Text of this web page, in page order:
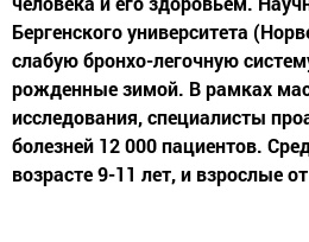
Бергенского университета
слабую бронхо-легочную
рожденные зимой. В рамках
исследования, специалисты
болезней 12 000 пациентов.
возрасте 9-11 лет, и взрослые